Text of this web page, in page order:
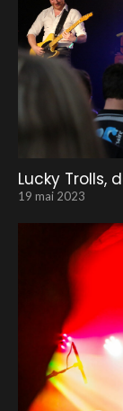
Lucky Trolls,
19 mai 2023